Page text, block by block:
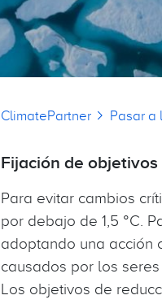
Sobrescribir
ClimatePartner Pasar a
Fijación de
Para evitar cambios
por debajo de 1,5 °C.
adoptando una acción
causados por los
Los objetivos de